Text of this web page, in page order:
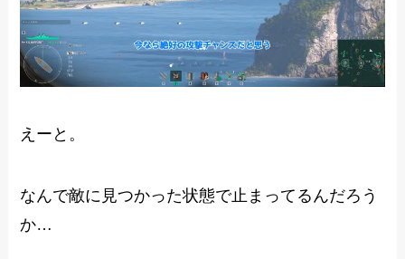
えーと。
なんで敵に見つかった状態で止まってるんだろう
か…